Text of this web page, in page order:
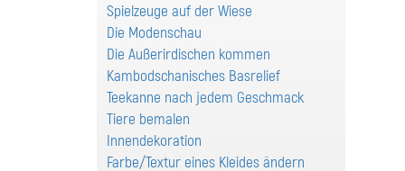
Spielzeuge auf der Wiese
Die Modenschau
Die Außerirdischen kommen
Kambodschanisches Basrelief
Teekanne nach jedem Geschmack
Tiere bemalen
Innendekoration
Farbe/Textur eines Kleides ändern